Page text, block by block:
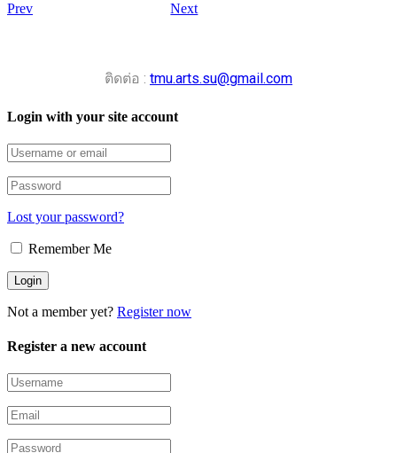
Prev
Next
ติดต่อ : tmu.arts.su@gmail.com
Login with your site account
Lost your password?
Remember Me
Not a member yet? Register now
Register a new account